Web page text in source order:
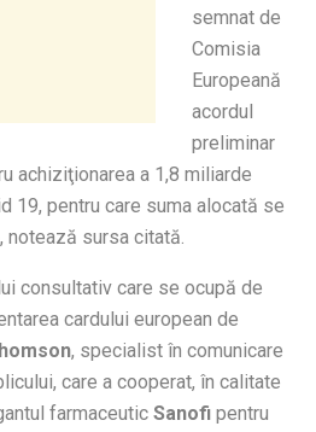
semnat de
Comisia
Europeană
acordul
preliminar
achiziţionarea a 1,8 miliarde
19, pentru care suma alocată se
notează sursa citată.
consultativ care se ocupă de
cardului european de
, specialist în comunicare
care a cooperat, în calitate
farmaceutic Sanofi pentru